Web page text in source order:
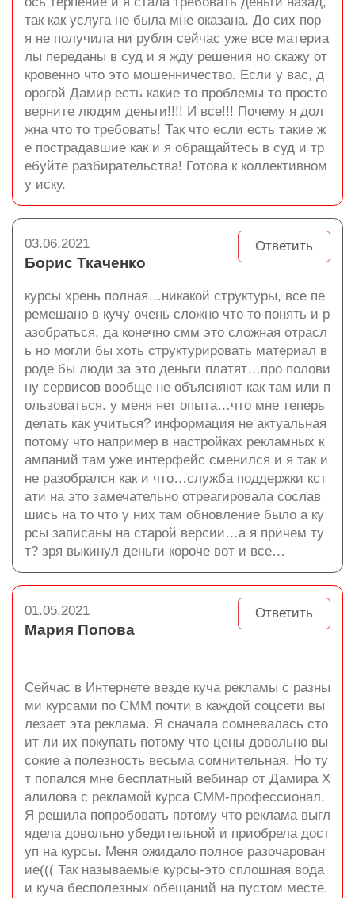
так как услуга не была мне оказана. До сих пор
я не получила ни рубля сейчас уже все материа
лы переданы в суд и я жду решения но скажу от
кровенно что это мошенничество. Если у вас, д
орогой Дамир есть какие то проблемы то просто
верните людям деньги!!!! И все!!! Почему я дол
жна что то требовать! Так что если есть такие ж
е пострадавшие как и я обращайтесь в суд и тр
ебуйте разбирательства! Готова к коллективном
у иску.
Ответить
03.06.2021
Борис Ткаченко
курсы хрень полная…никакой структуры, все пе
ремешано в кучу очень сложно что то понять и р
азобраться. да конечно смм это сложная отрасл
ь но могли бы хоть структурировать материал в
роде бы люди за это деньги платят…про полови
ну сервисов вообще не объясняют как там или п
ользоваться. у меня нет опыта…что мне теперь
делать как учиться? информация не актуальная
потому что например в настройках рекламных к
ампаний там уже интерфейс сменился и я так и
не разобрался как и что…служба поддержки кст
ати на это замечательно отреагировала сослав
шись на то что у них там обновление было а ку
рсы записаны на старой версии…а я причем ту
т? зря выкинул деньги короче вот и все…
Ответить
01.05.2021
Мария Попова
Сейчас в Интернете везде куча рекламы с разны
ми курсами по СММ почти в каждой соцсети вы
лезает эта реклама. Я сначала сомневалась сто
ит ли их покупать потому что цены довольно вы
сокие а полезность весьма сомнительная. Но ту
т попался мне бесплатный вебинар от Дамира Х
алилова с рекламой курса СММ-профессионал.
Я решила попробовать потому что реклама выгл
ядела довольно убедительной и приобрела дост
уп на курсы. Меня ожидало полное разочарован
ие((( Так называемые курсы-это сплошная вода
и куча бесполезных обещаний на пустом месте.